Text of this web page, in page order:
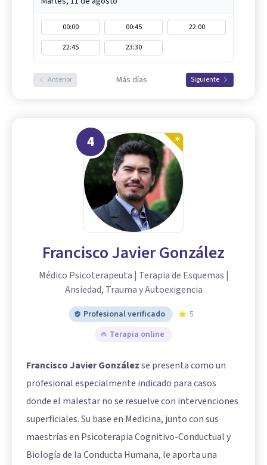
00:00 00:45
22:00
22:45
23:30
Anterior Más días Siguiente
4
Francisco Javier González
Médico Psicoterapeuta | Terapia de Esquemas |
Ansiedad, Trauma y Autoexigencia
Profesional verificado
5
Terapia online
Francisco Javier Gonzálezse presenta como un
profesional especialmente indicado para casos
donde el malestar no se resuelve con intervenciones
superficiales. Su base en Medicina, junto con sus
maestrías en Psicoterapia Cognitivo-Conductual y
Biología de la Conducta Humana, le aporta una